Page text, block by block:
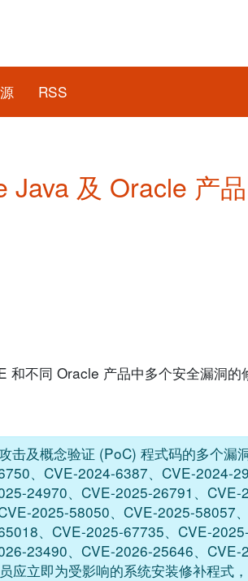
RSS
及 Oracle 产
不同 Oracle 产品中多个安全漏洞的
击及概念验证 (PoC) 程式码的多个漏
、CVE-2024-6387、CVE-2024-
24970、CVE-2025-26791、CVE-
2025-58050、CVE-2025-58057
、CVE-2025-67735、CVE-
23490、CVE-2026-25646、CVE-
立即为受影响的系统安装修补程式